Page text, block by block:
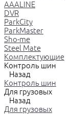
AAALINE
DVR
ParkCity
ParkMaster
Sho-me
Steel Mate
Комплектующие
Контроль шин
Назад
Контроль шин
Для грузовых
Назад
Для грузовых